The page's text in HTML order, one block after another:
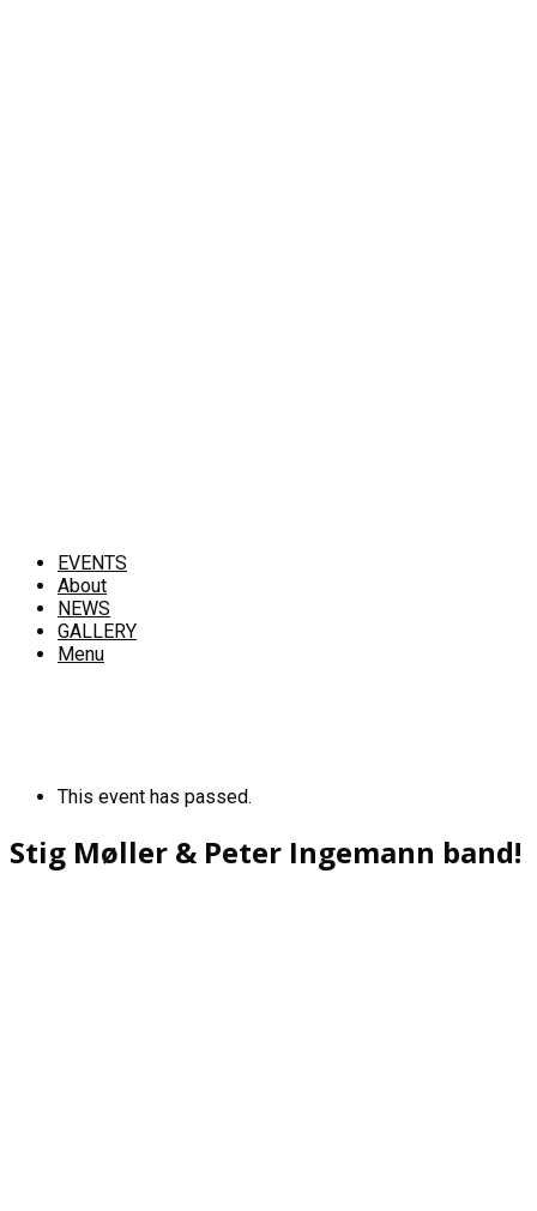
EVENTS
About
NEWS
GALLERY
Menu
This event has passed.
Stig Møller & Peter Ingemann band!